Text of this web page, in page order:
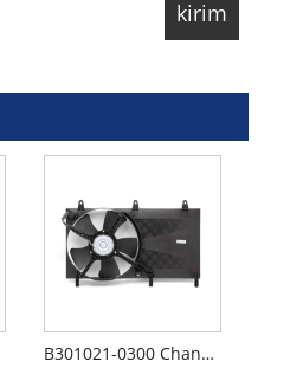
B301021-0300 Changan CX20 Kipas Pendingin Kipas Radiator